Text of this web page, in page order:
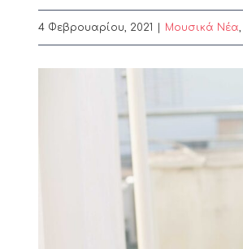
4 Φεβρουαρίου, 2021 Μουσικά Νέα,